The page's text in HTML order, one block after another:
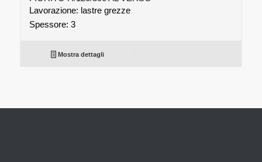
Lavorazione: lastre grezze
Spessore: 3
Mostra dettagli